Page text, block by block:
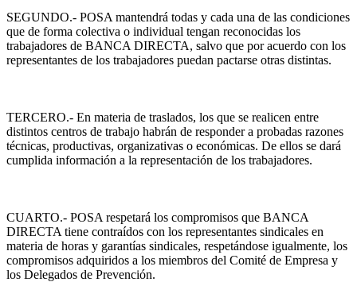
SEGUNDO.- POSA mantendrá todas y cada una de las condiciones
que de forma colectiva o individual tengan reconocidas los
trabajadores de BANCA DIRECTA, salvo que por acuerdo con los
representantes de los trabajadores puedan pactarse otras distintas.
TERCERO.- En materia de traslados, los que se realicen entre
distintos centros de trabajo habrán de responder a probadas razones
técnicas, productivas, organizativas o económicas. De ellos se dará
cumplida información a la representación de los trabajadores.
CUARTO.- POSA respetará los compromisos que BANCA
DIRECTA tiene contraídos con los representantes sindicales en
materia de horas y garantías sindicales, respetándose igualmente, los
compromisos adquiridos a los miembros del Comité de Empresa y
los Delegados de Prevención.